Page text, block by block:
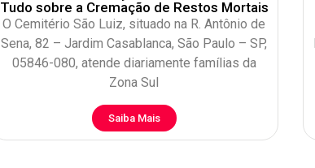
Tudo sobre a Cremação de Restos Mortais
O Cemitério São Luiz, situado na R. Antônio de
Sena, 82 – Jardim Casablanca, São Paulo – SP,
05846-080, atende diariamente famílias da
Zona Sul
Saiba Mais